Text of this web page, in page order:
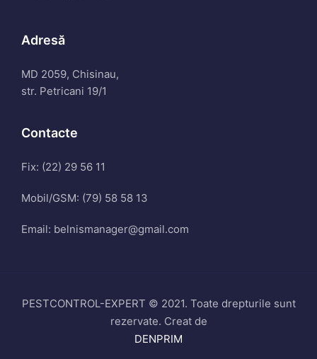
Adresă
MD 2059, Chisinau,
str. Petricani 19/1
Contacte
Fix: (22) 29 56 11
Mobil/GSM: (79) 58 58 13
Email: belnismanager@gmail.com
PESTCONTROL-EXPERT © 2021. Toate drepturile sunt
rezervate. Creat de
DENPRIM